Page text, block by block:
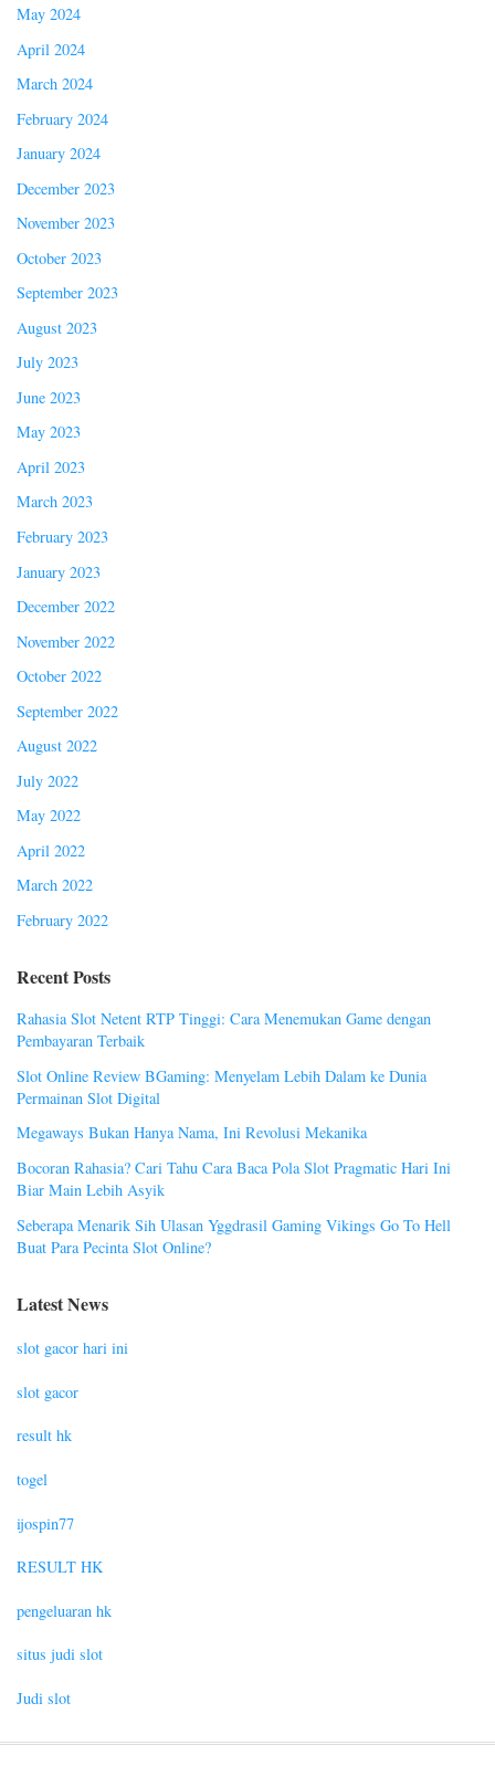
May 2024
April 2024
March 2024
February 2024
January 2024
December 2023
November 2023
October 2023
September 2023
August 2023
July 2023
June 2023
May 2023
April 2023
March 2023
February 2023
January 2023
December 2022
November 2022
October 2022
September 2022
August 2022
July 2022
May 2022
April 2022
March 2022
February 2022
Recent Posts
Rahasia Slot Netent RTP Tinggi: Cara Menemukan Game dengan
Pembayaran Terbaik
Slot Online Review BGaming: Menyelam Lebih Dalam ke Dunia
Permainan Slot Digital
Megaways Bukan Hanya Nama, Ini Revolusi Mekanika
Bocoran Rahasia? Cari Tahu Cara Baca Pola Slot Pragmatic Hari Ini
Biar Main Lebih Asyik
Seberapa Menarik Sih Ulasan Yggdrasil Gaming Vikings Go To Hell
Buat Para Pecinta Slot Online?
Latest News
slot gacor hari ini
slot gacor
result hk
togel
ijospin77
RESULT HK
pengeluaran hk
situs judi slot
Judi slot